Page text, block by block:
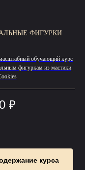
ФИГУРКИ
обучающий курс
фигуркам из мастики
₽
курса